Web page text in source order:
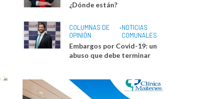
¿Dónde están?
COLUMNAS DE
OPINIÓN
•NOTICIAS
COMUNALES
Embargos por Covid-19: un
abuso que debe terminar